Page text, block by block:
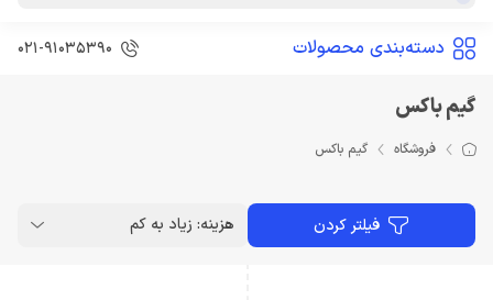
دسته‌بندی محصولات 021-91035390
گیم باکس
فروشگاه گیم باکس
فیلتر کردن هزینه: زیاد به کم